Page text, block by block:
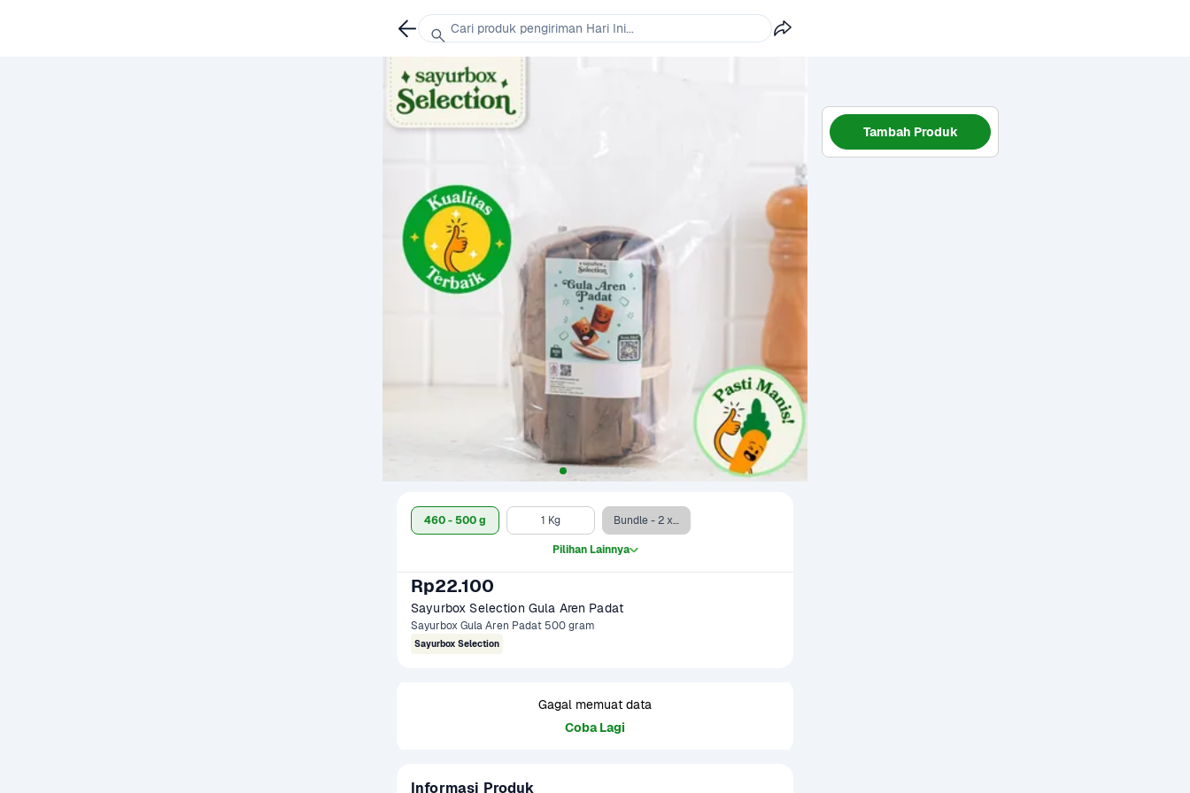
460 - 500 g 1 Kg Bundle - 2 x 1 Kg
Pilihan Lainnya
Rp22.100
Sayurbox Selection Gula Aren Padat
Sayurbox Gula Aren Padat 500 gram
Sayurbox Selection
Gagal memuat data
Coba Lagi
Informasi Produk
Tambah Produk
Cari produk pengiriman Hari Ini...